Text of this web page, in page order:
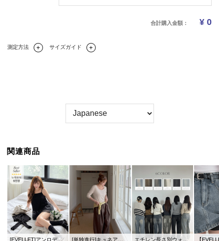
合計購入金額： ¥ 0
測定方法 サイズガイド
関連商品
[EVELLET]アンロディレイヤードフリルスリブリス [単独進行]キュネアベーシックUネックティーシャツ エチレン長さ別ウォッシングワイドデニムパンツ 【EVELLET】ポップピ